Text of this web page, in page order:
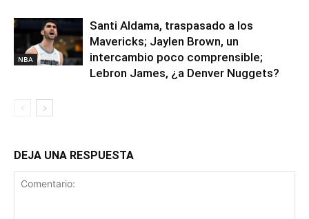
NBA
Santi Aldama, traspasado a los
Mavericks; Jaylen Brown, un
intercambio poco comprensible;
Lebron James, ¿a Denver Nuggets?
DEJA UNA RESPUESTA